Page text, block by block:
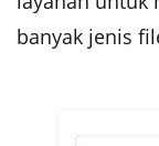
banyak jenis